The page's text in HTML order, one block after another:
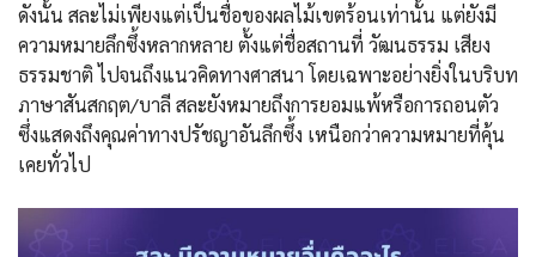
ดังนั้น สละไม่เพียงแต่เป็นชื่อของผลไม้เขตร้อนเท่านั้น แต่ยังมี
ความหมายลึกซึ้งหลากหลาย ตั้งแต่ชื่อสถานที่ วัฒนธรรม เสียง
ธรรมชาติ ไปจนถึงแนวคิดทางศาสนา โดยเฉพาะอย่างยิ่งในบริบท
ภาษาสันสกฤต/บาลี สละยังหมายถึงการยอมแพ้หรือการถอนตัว
ซึ่งแสดงถึงคุณค่าทางปรัชญาอันลึกซึ้ง เหนือกว่าความหมายที่คุ้น
เคยทั่วไป